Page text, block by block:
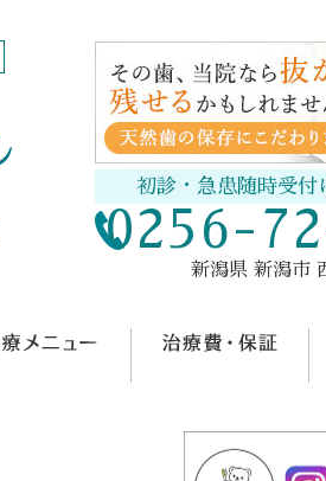
初診・急患随時受付
0256-
新潟県 新潟市
治療メニュー